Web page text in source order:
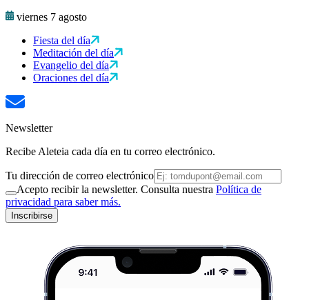
viernes 7 agosto
Fiesta del día
Meditación del día
Evangelio del día
Oraciones del día
Newsletter
Recibe Aleteia cada día en tu correo electrónico.
Tu dirección de correo electrónico
Acepto recibir la newsletter. Consulta nuestra Política de
privacidad para saber más.
Inscribirse